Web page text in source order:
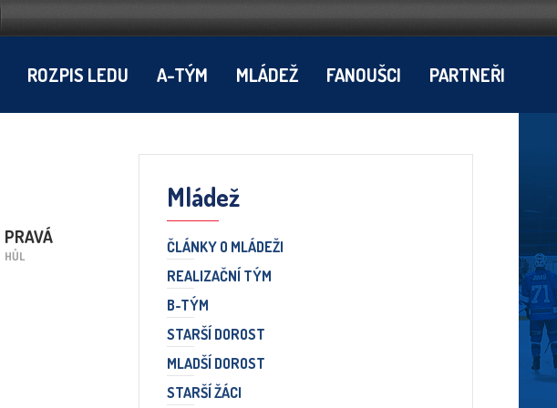
ROZPIS LEDU A-TÝM MLÁDEŽ FANOUŠCI PARTNEŘI
PRAVÁ
HŮL
Mládež
ČLÁNKY O MLÁDEŽI
REALIZAČNÍ TÝM
B-TÝM
STARŠÍ DOROST
MLADŠÍ DOROST
STARŠÍ ŽÁCI